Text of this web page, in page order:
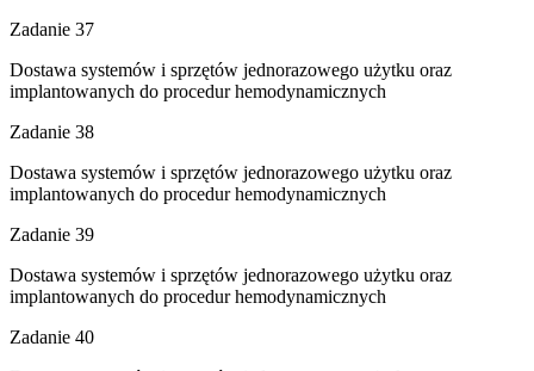
Zadanie 37
Dostawa systemów i sprzętów jednorazowego użytku oraz
implantowanych do procedur hemodynamicznych
Zadanie 38
Dostawa systemów i sprzętów jednorazowego użytku oraz
implantowanych do procedur hemodynamicznych
Zadanie 39
Dostawa systemów i sprzętów jednorazowego użytku oraz
implantowanych do procedur hemodynamicznych
Zadanie 40